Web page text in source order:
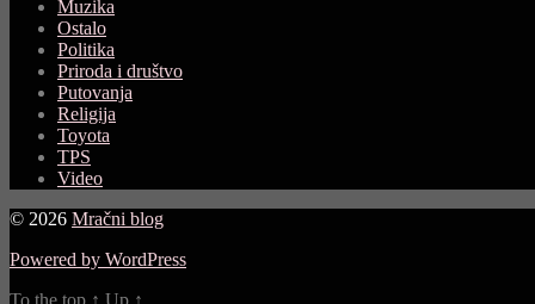
Muzika
Ostalo
Politika
Priroda i društvo
Putovanja
Religija
Toyota
TPS
Video
© 2026 Mračni blog
Powered by WordPress
To the top ↑ Up ↑